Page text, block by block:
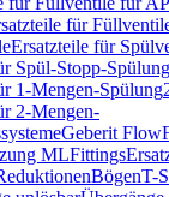
für
Ersatzteile für
Spül-Stopp-Spülung
1-Mengen-Spülung
2-Mengen-
Geberit
MLFittings
BögenT-